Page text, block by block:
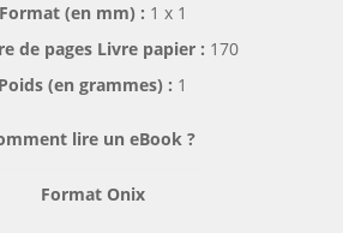
Format (en mm) : 1 x 1
de pages Livre papier : 170
Poids (en grammes) : 1
lire un eBook ?
Format Onix